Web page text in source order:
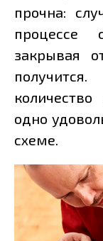
прочна:
процессе
закрывая
одно
схеме.